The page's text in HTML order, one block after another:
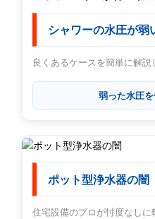
シャワーの水圧が弱
良くあるケースを簡単に解説
弱った水圧
ポット型浄水器の闇
住宅設備のプロが忖度なしに